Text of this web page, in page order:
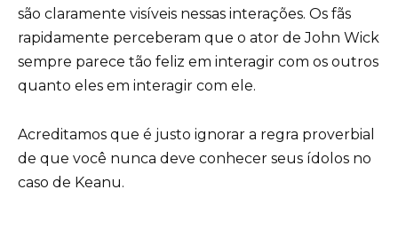
são claramente visíveis nessas interações. Os fãs
rapidamente perceberam que o ator de John Wick
sempre parece tão feliz em interagir com os outros
quanto eles em interagir com ele.
Acreditamos que é justo ignorar a regra proverbial
de que você nunca deve conhecer seus ídolos no
caso de Keanu.